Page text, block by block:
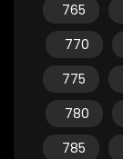
765
770
775
780
785